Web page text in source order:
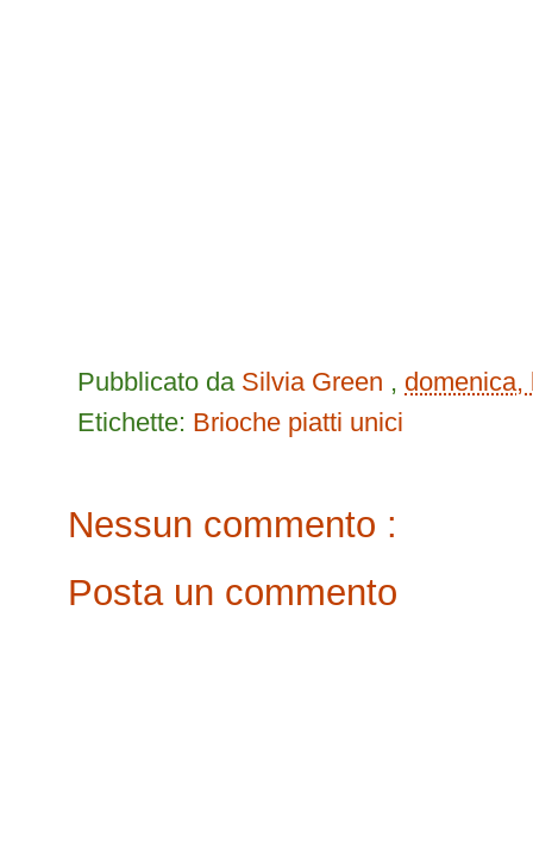
Pubblicato da Silvia Green , domenica,
Etichette: Brioche piatti unici
Nessun commento :
Posta un commento